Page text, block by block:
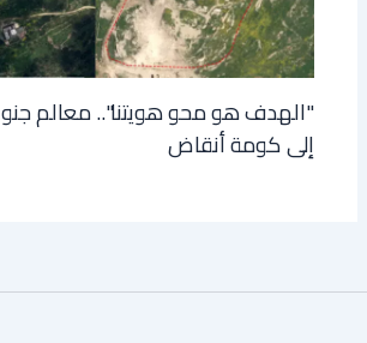
"الهدف هو محو هويتنا".. معالم
إلى كومة أنقاض